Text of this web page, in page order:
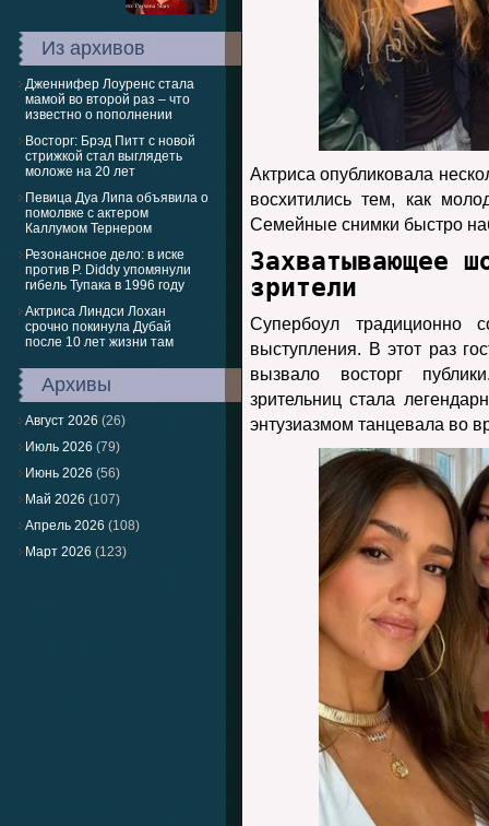
Из архивов
Дженнифер Лоуренс стала
мамой во второй раз – что
известно о пополнении
Восторг: Брэд Питт с новой
стрижкой стал выглядеть
моложе на 20 лет
Певица Дуа Липа объявила о
помолвке с актером
Каллумом Тернером
Резонансное дело: в иске
против P. Diddy упомянули
гибель Тупака в 1996 году
Актриса Линдси Лохан
срочно покинула Дубай
после 10 лет жизни там
Архивы
Август 2026 (26)
Июль 2026 (79)
Июнь 2026 (56)
Май 2026 (107)
Апрель 2026 (108)
Март 2026 (123)
Актриса опубликовала
восхитились тем, как
Семейные снимки быстро
Захватывающее
зрители
Супербоул традиционно
выступления. В этот раз
вызвало восторг
зрительниц стала
энтузиазмом танцевала во